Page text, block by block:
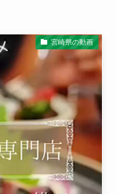
宮崎県の動画